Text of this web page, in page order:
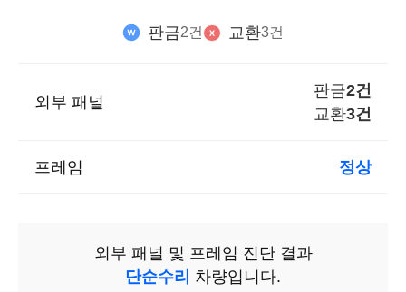
판금2건 교환3건
외부 패널
판금2건
교환3건
프레임 정상
외부 패널 및 프레임 진단 결과
단순수리 차량입니다.